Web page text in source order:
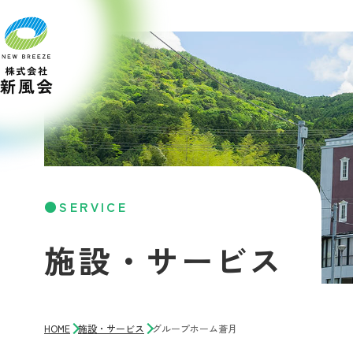
SERVICE
施設・サービス
HOME 施設・サービス グループホーム蒼月